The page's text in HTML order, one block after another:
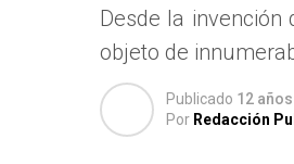
Desde la
objeto de
Publicado 12
Por Redacción